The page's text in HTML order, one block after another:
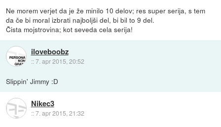
Ne morem verjet da je že minilo 10 delov; res super serija, s tem
da če bi moral izbrati najboljši del, bi bil to 9 del.
Čista mojstrovina; kot seveda cela serija!
iloveboobz
::7. apr 2015, 20:52
Slippin' Jimmy :D
Nikec3
::7. apr 2015, 21:32